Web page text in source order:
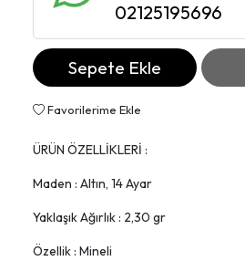
02125195696
Sepete Ekle
Favorilerime Ekle
ÜRÜN ÖZELLİKLERİ :
Maden : Altın, 14 Ayar
Yaklaşık Ağırlık : 2,30 gr
Özellik : Mineli